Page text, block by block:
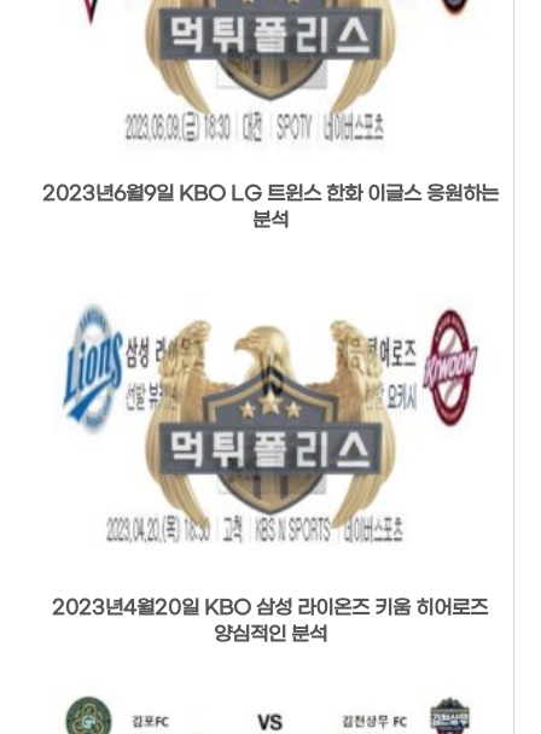
2023년6월9일 KBO LG 트윈스 한화 이글스 응원하는
분석
2023년4월20일 KBO 삼성 라이온즈 키움 히어로즈
양심적인 분석